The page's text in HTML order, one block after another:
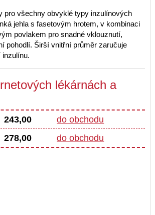
pro všechny obvyklé typy inzulínových
jehla s fasetovým hrotem, v kombinaci
povlakem pro snadné vklouznutí,
pohodlí. Širší vnitřní průměr zaručuje
inzulínu.
lékárnách a
243,00
do obchodu
278,00 do obchodu